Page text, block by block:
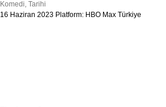
Komedi,Tarihi
16 Haziran 2023 Platform: HBO Max Türkiye